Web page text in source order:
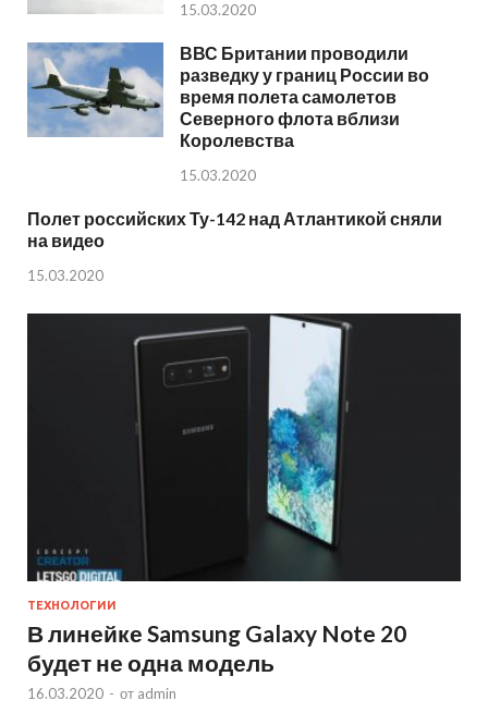
15.03.2020
ВВС Британии проводили
разведку у границ России во
время полета самолетов
Северного флота вблизи
Королевства
15.03.2020
Полет российских Ту-142 над Атлантикой сняли
на видео
15.03.2020
ТЕХНОЛОГИИ
В линейке Samsung Galaxy Note 20
будет не одна модель
16.03.2020 - от admin